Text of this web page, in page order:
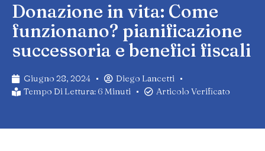
Donazione in vita: Come
funzionano? pianificazione
successoria e benefici fiscali
Giugno 28, 2024
Diego Lancetti
Tempo Di Lettura: 6 Minuti
Articolo Verificato